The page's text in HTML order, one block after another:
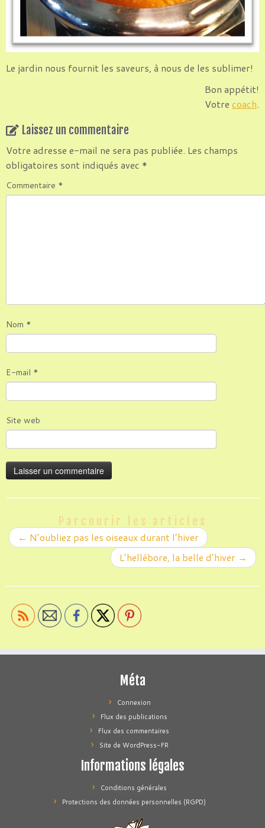
Le jardin nous fournit les saveurs, à nous de les sublimer!
Bon appétit!
Votre coach.
Laissez un commentaire
Votre adresse e-mail ne sera pas publiée. Les champs
obligatoires sont indiqués avec *
Commentaire *
Nom *
E-mail *
Site web
Parcourir les articles
← N’oubliez pas les oiseaux durant l’hiver
L’hellébore, la belle d’hiver →
Méta
Connexion
Flux des publications
Flux des commentaires
Site de WordPress-FR
Informations légales
Conditions générales
Protections des données personnelles (RGPD)